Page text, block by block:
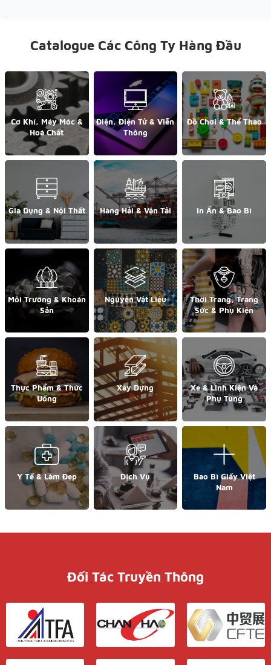
Catalogue Các Công Ty Hàng Đầu
Cơ Khí, Máy Móc &
Hoá Chất
Điện, Điện Tử & Viễn
Thông
Đồ Chơi & Thể Thao
Gia Dụng & Nội Thất Hàng Hải & Vận Tải In Ấn & Bao Bì
Môi Trường & Khoán
Sản
Nguyên Vật Liệu
Thời Trang, Trang
Sức & Phụ Kiện
Thực Phẩm & Thức
Uống
Xây Dựng
Xe & Linh Kiện Và
Phụ Tùng
Y Tế & Làm Đẹp Dịch Vụ
Bao Bì Giấy Việt
Nam
Đối Tác Truyền Thông